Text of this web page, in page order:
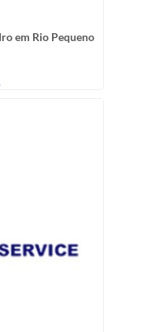
em Rio Pequeno